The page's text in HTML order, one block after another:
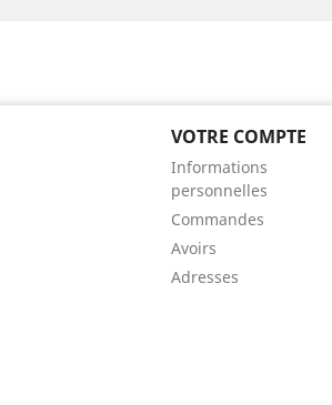
VOTRE COMPTE
Informations
personnelles
Commandes
Avoirs
Adresses